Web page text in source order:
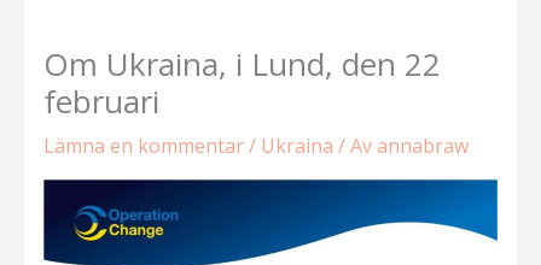
Om Ukraina, i Lund, den 22
februari
Lämna en kommentar/ Ukraina / Avannabraw